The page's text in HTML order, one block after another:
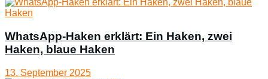
WhatsApp-Haken erklärt: Ein Haken, zwei
Haken, blaue Haken
13. September 2025